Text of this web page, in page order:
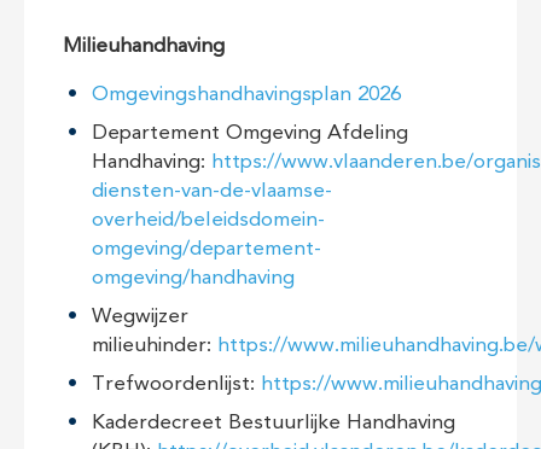
Milieuhandhaving
Omgevingshandhavingsplan 2026
Departement Omgeving Afdeling
Handhaving: https://www.vlaanderen.be/
diensten-van-de-vlaamse-
overheid/beleidsdomein-
omgeving/departement-
omgeving/handhaving
Wegwijzer
milieuhinder: https://www.milieuhandhaving.be/
Trefwoordenlijst: https://
Kaderdecreet Bestuurlijke Handhaving